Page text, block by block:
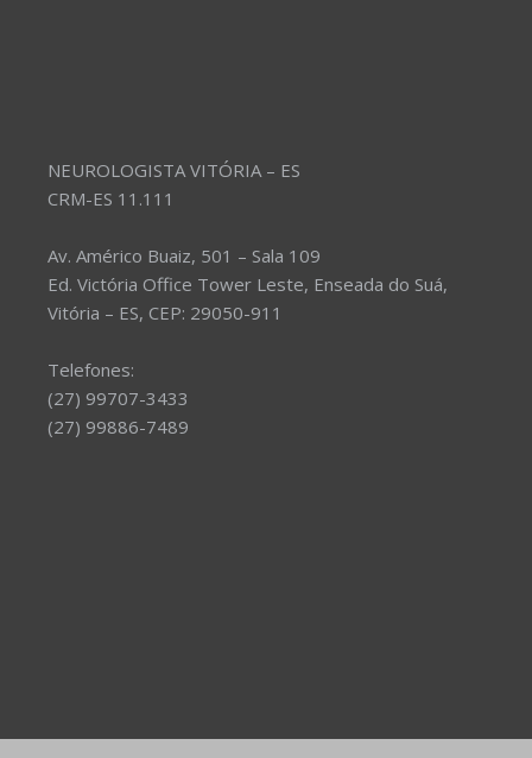
NEUROLOGISTA VITÓRIA – ES
CRM-ES 11.111
Av. Américo Buaiz, 501 – Sala 109
Ed. Victória Office Tower Leste, Enseada do Suá,
Vitória – ES, CEP: 29050-911
Telefones:
(27) 99707-3433
(27) 99886-7489